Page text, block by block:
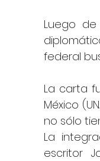
Luego
federal
La carta
México
no sólo
La
escritor